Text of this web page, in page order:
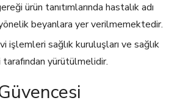
ürün tanıtımlarında hastalık adı
beyanlara yer verilmemektedir.
işlemleri sağlık kuruluşları ve sağlık
yürütülmelidir.